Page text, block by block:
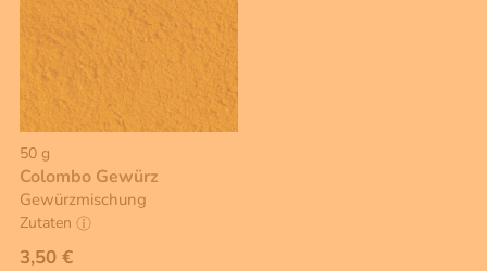
50 g
Colombo Gewürz
Gewürzmischung
Zutaten
3,50 €